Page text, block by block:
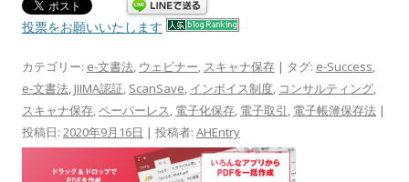
投票をお願いいたします
カテゴリー: e-文書法, ウェビナー, スキャナ保存 | タグ: e-Success,
e-文書法, JIIMA認証, ScanSave, インボイス制度, コンサルティング,
スキャナ保存,ペーパーレス, 電子化保存, 電子取引, 電子帳簿保存法 |
投稿日: 2020年9月16日 | 投稿者: AHEntry